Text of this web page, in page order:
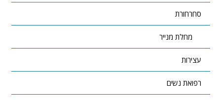
סחרחורת
מחלת מנייר
עצירות
רפואת נשים